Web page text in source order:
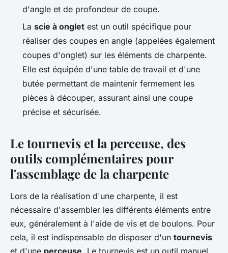
d'angle et de profondeur de coupe.
La scie à onglet est un outil spécifique pour
réaliser des coupes en angle (appelées également
coupes d'onglet) sur les éléments de charpente.
Elle est équipée d'une table de travail et d'une
butée permettant de maintenir fermement les
pièces à découper, assurant ainsi une coupe
précise et sécurisée.
Le tournevis et la perceuse, des
outils complémentaires pour
l'assemblage de la charpente
Lors de la réalisation d'une charpente, il est
nécessaire d'assembler les différents éléments entre
eux, généralement à l'aide de vis et de boulons. Pour
cela, il est indispensable de disposer d'un tournevis